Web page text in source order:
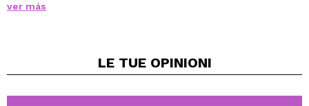
Eyeseryl® riduce gonfiori e occhiaie.
muscoli facciali e riduce la profondità delle rughe.
profonda.
ver más
LE TUE OPINIONI